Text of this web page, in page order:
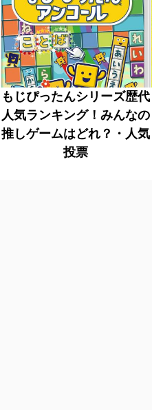
もじぴったんシリーズ歴代
人気ランキング！みんなの
推しゲームはどれ？・人気
投票